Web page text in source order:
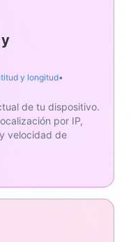
y longitud•
de tu dispositivo.
por IP,
velocidad de